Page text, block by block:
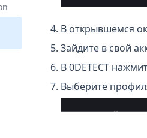
В открывшемся
Зайдите в свой
В 0DETECT
Выберите